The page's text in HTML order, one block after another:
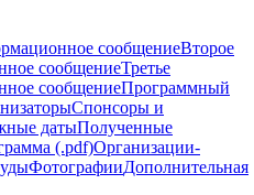
сообщениеВторое
сообщениеТретье
сообщениеПрограммный
Спонсоры и
датыПолученные
(.pdf)Организации-
ФотографииДополнительная